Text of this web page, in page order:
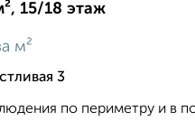
15/18 этаж
м²
3
по периметру и в